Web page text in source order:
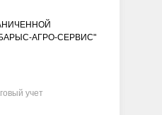
АГРО-СЕРВИС"
учет